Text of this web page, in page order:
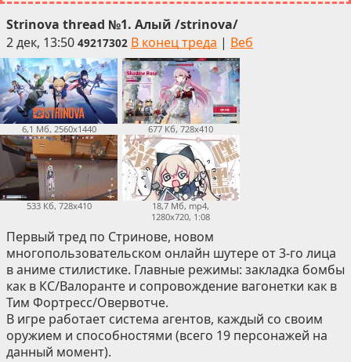
Strinova thread №1. Алый /strinova/
2 дек, 13:50 49217302 В конец треда | Веб
6,1 Мб, 2560x1440 677 Кб, 728x410
533 Кб, 728x410
18,7 Мб, mp4,
1280x720, 1:08
Первый тред по Стринове, новом
многопользовательском онлайн шутере от 3-го лица
в аниме стилистике. Главные режимы: закладка бомбы
как в КС/Валоранте и сопровождение вагонетки как в
Тим Фортресс/Овервотче.
В игре работает система агентов, каждый со своим
оружием и способностями (всего 19 персонажей на
данный момент).